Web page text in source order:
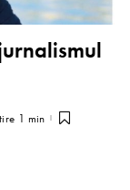
1 min